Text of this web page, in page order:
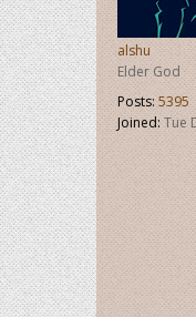
alshu
Elder God
Posts: 5395
Joined:Tue